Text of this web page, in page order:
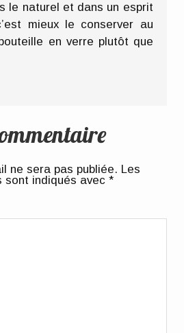
le naturel et dans un esprit
mieux le conserver au
en verre plutôt que
ne sera pas publiée. Les
sont indiqués avec*